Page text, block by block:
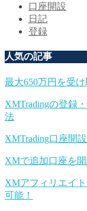
口座開設
日記
登録
人気の記事
最大650万円を受
XMTradingの登録
法
XMTrading口座開
XMで追加口座を
XMアフィリエイ
可能！